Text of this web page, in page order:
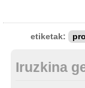
etiketak:
Iruzkina